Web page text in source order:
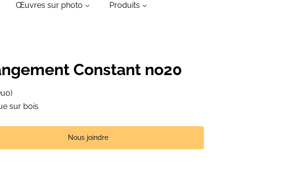
Œuvres sur photo Produits
Constant no20
sur bois
Nous joindre